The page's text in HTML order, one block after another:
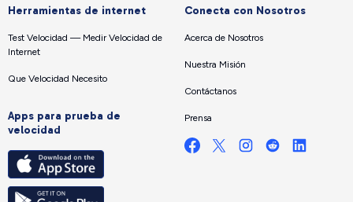
Herramientas de internet
Test Velocidad — Medir Velocidad de
Internet
Que Velocidad Necesito
Apps para prueba de
velocidad
Conecta con Nosotros
Acerca de Nosotros
Nuestra Misión
Contáctanos
Prensa